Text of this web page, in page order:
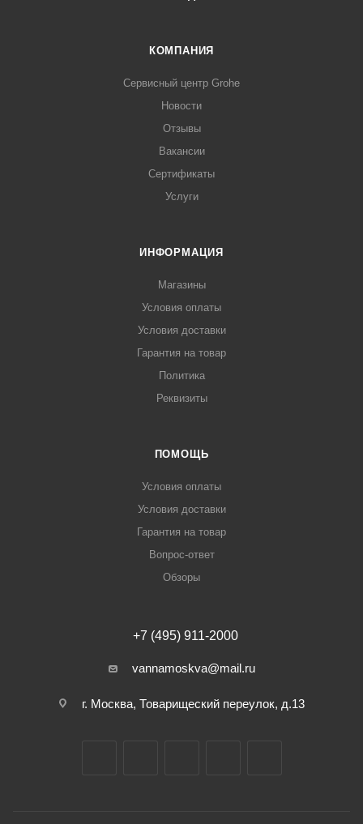
КОМПАНИЯ
Сервисный центр Grohe
Новости
Отзывы
Вакансии
Сертификаты
Услуги
ИНФОРМАЦИЯ
Магазины
Условия оплаты
Условия доставки
Гарантия на товар
Политика
Реквизиты
ПОМОЩЬ
Условия оплаты
Условия доставки
Гарантия на товар
Вопрос-ответ
Обзоры
+7 (495) 911-2000
vannamoskva@mail.ru
г. Москва, Товарищеский переулок, д.13